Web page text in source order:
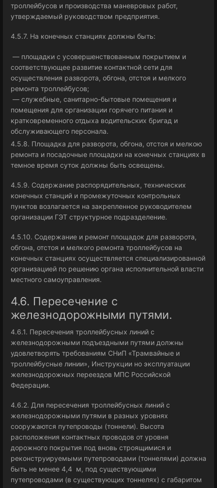
троллейбусов и производства маневровых работ,
утверждаемый руководством предприятия.
4.5.7. На конечных станциях должны быть:
— площадки с усовершенствованным покрытием и
соответствующее развитие контактной сети для
осуществления разворота, обгона, отстоя и мелкого
ремонта троллейбусов;
— служебные, санитарно-бытовые помещения и
помещения для организации горячего питания и
кратковременного отдыха водительских бригад и
обслуживающего персонала.
4.5.8. Площадка для разворота, обгона, отстоя и мелкою
ремонта и посадочные площадки на конечных станциях в
темное время суток должны быть освещены.
4.5.9. Содержание распорядительных, технических
конечных станций и промежуточных контрольных
пунктов возлагается на закрепленное руководителем
организации ГЭТ структурное подразделение.
4.5.10. Содержание и ремонт площадок для разворота,
обгона, отстоя и мелкого ремонта троллейбусов на
конечных станциях осуществляется специализированной
организацией по решению органа исполнительной власти
местного самоуправления.
4.6. Пересечение с
железнодорожными путями.
4.6.1. Пересечения троллейбусных линий с
железнодорожными подъездными путями должны
удовлетворять требованиям СНиП «Трамвайные и
троллейбусные линии», Инструкции но эксплуатации
железнодорожных переездов МПС Российской
Федерации.
4.6.2. Для пересечения троллейбусных линий с
железнодорожными путями в разных уровнях
сооружаются путепроводы (тоннели). Высота
расположения контактных проводов от уровня
дорожного покрытия под вновь строящимися и
реконструируемыми путепроводами (тоннелями) должна
быть не менее 4,4 м, под существующими
путепроводами (в существующих тоннелях) с габаритом